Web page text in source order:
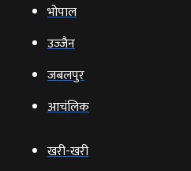
भोपाल
उज्‍जैन
जबलपुर
आचंलिक
खरी-खरी